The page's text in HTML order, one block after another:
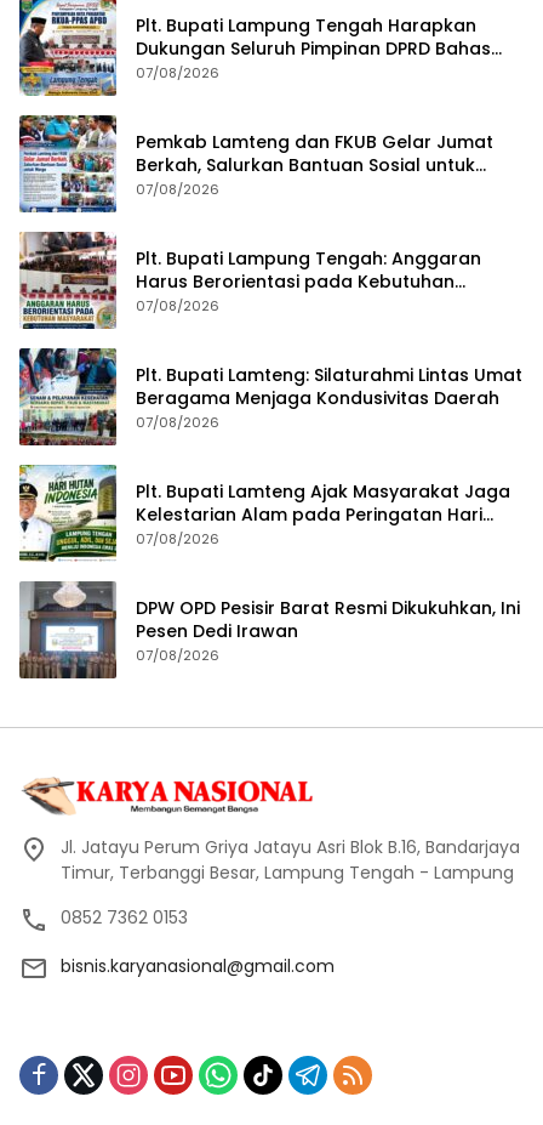
Plt. Bupati Lampung Tengah Harapkan
Dukungan Seluruh Pimpinan DPRD Bahas
RKUA-PPAS APBD Tahun 2027
07/08/2026
Pemkab Lamteng dan FKUB Gelar Jumat
Berkah, Salurkan Bantuan Sosial untuk
Warga
07/08/2026
Plt. Bupati Lampung Tengah: Anggaran
Harus Berorientasi pada Kebutuhan
Masyarakat
07/08/2026
Plt. Bupati Lamteng: Silaturahmi Lintas Umat
Beragama Menjaga Kondusivitas Daerah
07/08/2026
Plt. Bupati Lamteng Ajak Masyarakat Jaga
Kelestarian Alam pada Peringatan Hari
Hutan Indonesia 2026
07/08/2026
DPW OPD Pesisir Barat Resmi Dikukuhkan, Ini
Pesen Dedi Irawan
07/08/2026
Jl. Jatayu Perum Griya Jatayu Asri Blok B.16, Bandarjaya
Timur, Terbanggi Besar, Lampung Tengah - Lampung
0852 7362 0153
bisnis.karyanasional@gmail.com